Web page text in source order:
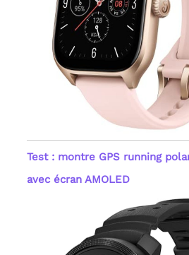
Test : montre GPS running
avec écran AMOLED